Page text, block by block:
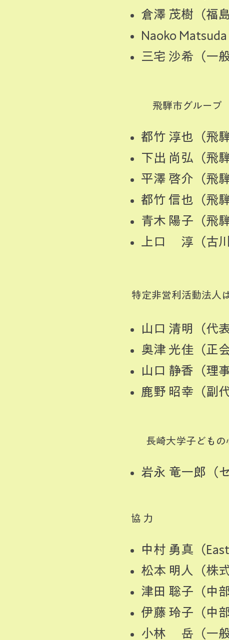
倉澤 茂樹（福
Naoko
三宅 沙希（一
飛騨市グループ
都竹 淳也（飛
下出 尚弘（飛
平澤 啓介（飛
都竹 信也（飛
青木 陽子（飛
上口 淳（古
特定非営利活動法人
山口 清明（代
奥津 光佳（正
山口 静香（理
鹿野 昭幸（副
長崎大学子ども
岩永 竜一郎（
協 力
中村 勇真（
松本 明人（株
津田 聡子（中
伊藤 玲子（中
小林 岳（一般